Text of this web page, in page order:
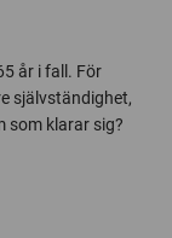
år i fall. För
självständighet,
som klarar sig?